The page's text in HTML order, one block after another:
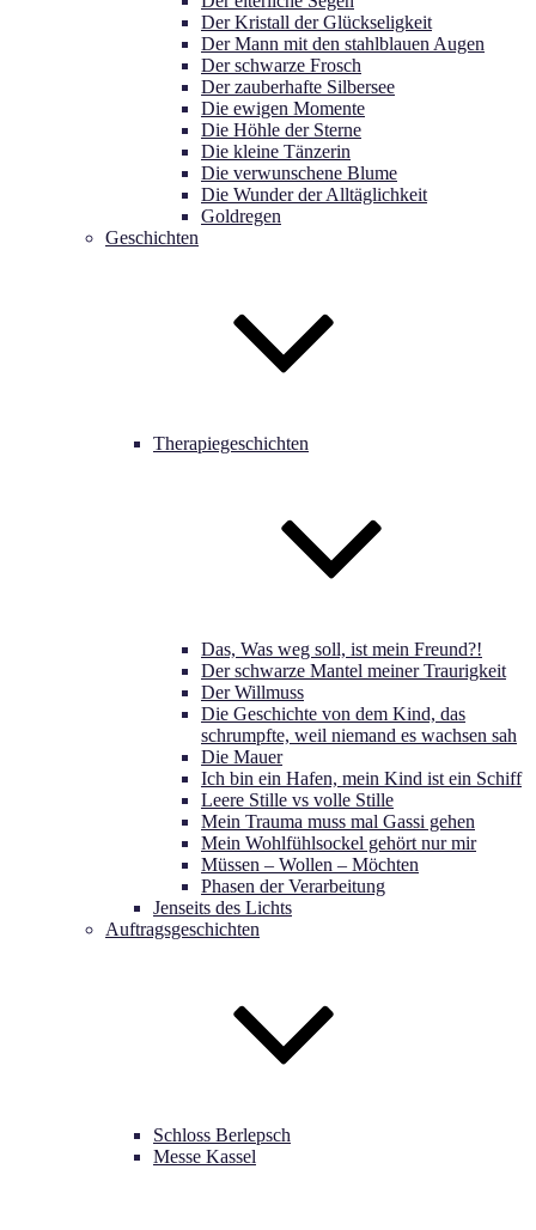
Der Kristall der Glückseligkeit
Der Mann mit den stahlblauen Augen
Der schwarze Frosch
Der zauberhafte Silbersee
Die ewigen Momente
Die Höhle der Sterne
Die kleine Tänzerin
Die verwunschene Blume
Die Wunder der Alltäglichkeit
Goldregen
Geschichten
Therapiegeschichten
Das, Was weg soll, ist mein Freund?!
Der schwarze Mantel meiner Traurigkeit
Der Willmuss
Die Geschichte von dem Kind, das
schrumpfte, weil niemand es wachsen sah
Die Mauer
Ich bin ein Hafen, mein Kind ist ein Schiff
Leere Stille vs volle Stille
Mein Trauma muss mal Gassi gehen
Mein Wohlfühlsockel gehört nur mir
Müssen – Wollen – Möchten
Phasen der Verarbeitung
Jenseits des Lichts
Auftragsgeschichten
Schloss Berlepsch
Messe Kassel